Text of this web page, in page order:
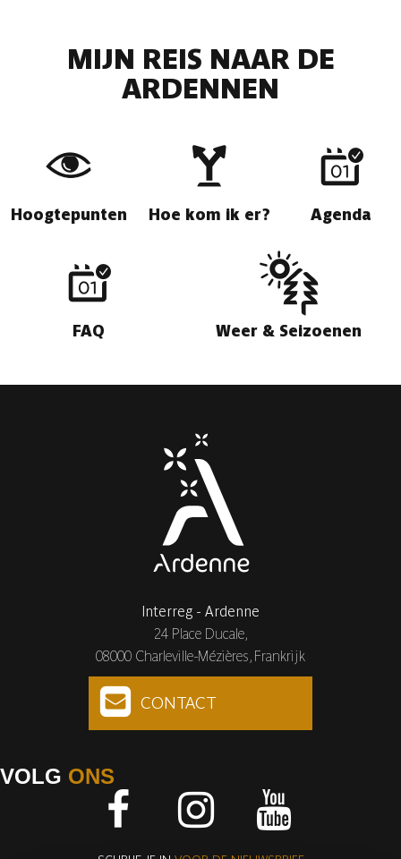
MIJN REIS NAAR DE
ARDENNEN
Hoogtepunten Hoe kom ik er? Agenda
FAQ Weer & Seizoenen
Interreg - Ardenne
24 Place Ducale,
08000 Charleville-Mézières, Frankrijk
CONTACT
VOLG ONS